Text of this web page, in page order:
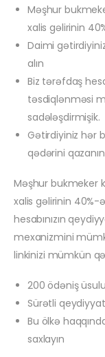
Məşhur
xalis gəlirinin
Daimi
alın
Biz tərəfdaş
təsdiqlənməsi
sadələşdirmişik.
Gətirdiyiniz hər
qədərini qazanın
Məşhur bukmeker
xalis gəlirinin 40%-
hesabınızın
mexanizmini
linkinizi mümkün
200 ödəniş
Sürətli
Bu ölkə
saxlayın